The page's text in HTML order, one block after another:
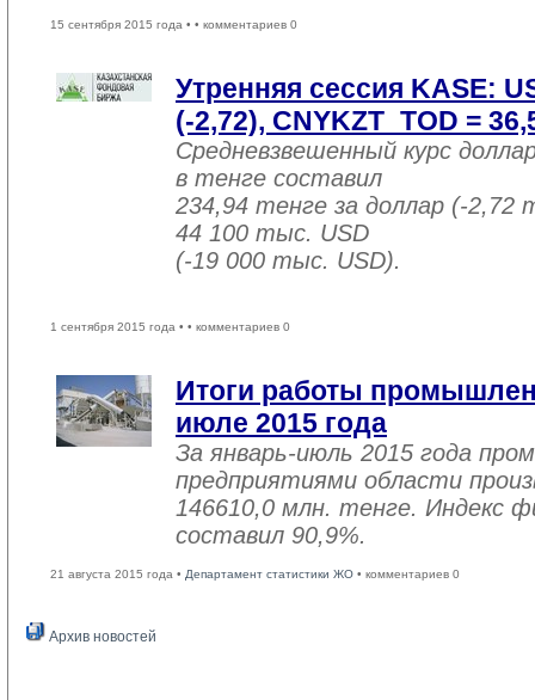
15 сентября 2015 года • • комментариев 0
Утренняя сессия KASE:
(-2,72), CNYKZT_TOD =
Средневзвешенный курс
в тенге составил
234,94 тенге за доллар (-2,72
44 100 тыс. USD
(-19 000 тыс. USD).
1 сентября 2015 года • • комментариев 0
Итоги работы
июле 2015 года
За январь-июль 2015 года
предприятиями области
146610,0 млн. тенге. Индекс
составил 90,9%.
21 августа 2015 года • Департамент статистики ЖО • комментариев 0
Архив новостей